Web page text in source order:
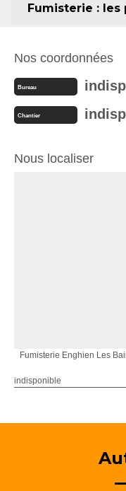
Fumisterie :
Nos coordonnées
Bureau
Chantier
Nous localiser
Fumisterie Enghien Les
indisponible